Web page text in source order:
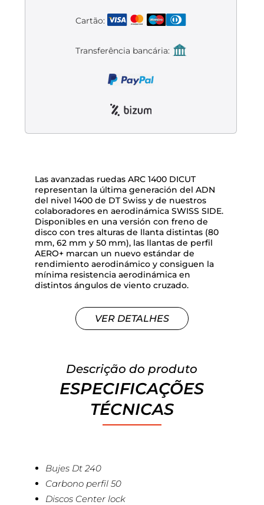
Cartão:
Transferência bancária:
Las avanzadas ruedas ARC 1400 DICUT
representan la última generación del ADN
del nivel 1400 de DT Swiss y de nuestros
colaboradores en aerodinámica SWISS SIDE.
Disponibles en una versión con freno de
disco con tres alturas de llanta distintas (80
mm, 62 mm y 50 mm), las llantas de perfil
AERO+ marcan un nuevo estándar de
rendimiento aerodinámico y consiguen la
mínima resistencia aerodinámica en
distintos ángulos de viento cruzado.
VER DETALHES
Descrição do produto
ESPECIFICAÇÕES
TÉCNICAS
Bujes Dt 240
Carbono perfil 50
Discos Center lock